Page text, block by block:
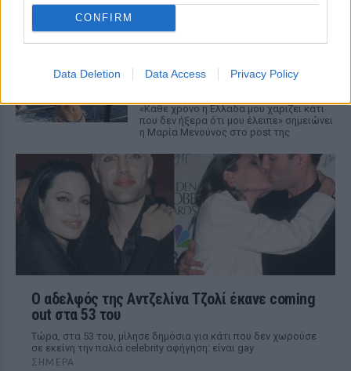
CONFIRM
Data Deletion Data Access Privacy Policy
και φωνάζοντας μέσα στο όχημα
Η Μαρία Μενούνος φόρεσε
ελληνικής σημαίας
«Κάθε χρόνο η Ελλάδα μου χαρίζει κάτι
που δεν ήξερα ότι μου έλειπε» σημειώνει
η Μαρία Μενούνος στο post της
Ο αδελφός της Αντζελίνα Τζολί έκανε coming
out στα 53 του
Τώρα, στα 53 του, μίλησε δημόσια για κάτι που δεν χωρούσε
σε εκείνη την παλιά celebrity αφήγηση: είναι gay
ΣΉΜΕΡΑ